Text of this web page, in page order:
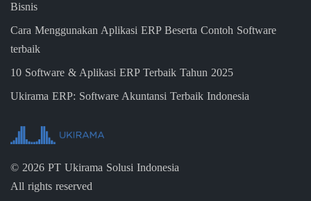
Bisnis
Cara Menggunakan Aplikasi ERP Beserta Contoh Software
terbaik
10 Software & Aplikasi ERP Terbaik Tahun 2025
Ukirama ERP: Software Akuntansi Terbaik Indonesia
© 2026 PT Ukirama Solusi Indonesia
All rights reserved